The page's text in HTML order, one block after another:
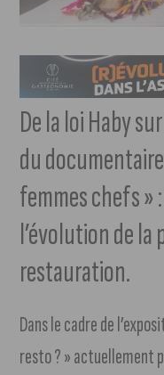
De la loi Haby
du
femmes chefs »
l’évolution de la
restauration.
Dans le cadre de
resto ? » actuellement